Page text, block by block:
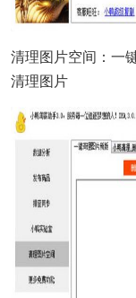
清理图片空间：一
清理图片